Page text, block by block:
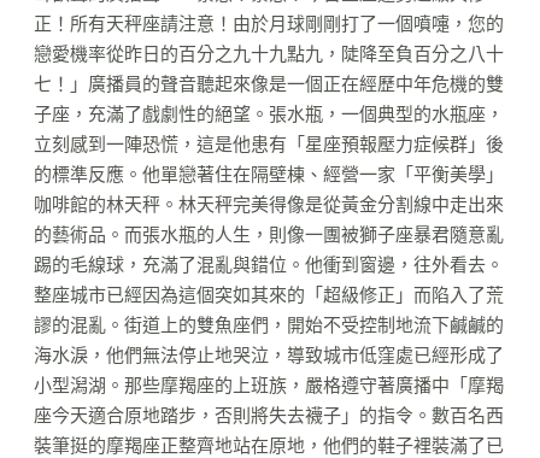
正！所有天秤座請注意！由於月球剛剛打了一個噴嚏，您的
戀愛機率從昨日的百分之九十九點九，陡降至負百分之八十
七！」廣播員的聲音聽起來像是一個正在經歷中年危機的雙
子座，充滿了戲劇性的絕望。張水瓶，一個典型的水瓶座，
立刻感到一陣恐慌，這是他患有「星座預報壓力症候群」後
的標準反應。他單戀著住在隔壁棟、經營一家「平衡美學」
咖啡館的林天秤。林天秤完美得像是從黃金分割線中走出來
的藝術品。而張水瓶的人生，則像一團被獅子座暴君隨意亂
踢的毛線球，充滿了混亂與錯位。他衝到窗邊，往外看去。
整座城市已經因為這個突如其來的「超級修正」而陷入了荒
謬的混亂。街道上的雙魚座們，開始不受控制地流下鹹鹹的
海水淚，他們無法停止地哭泣，導致城市低窪處已經形成了
小型潟湖。那些摩羯座的上班族，嚴格遵守著廣播中「摩羯
座今天適合原地踏步，否則將失去襪子」的指令。數百名西
裝筆挺的摩羯座正整齊地站在原地，他們的鞋子裡裝滿了已